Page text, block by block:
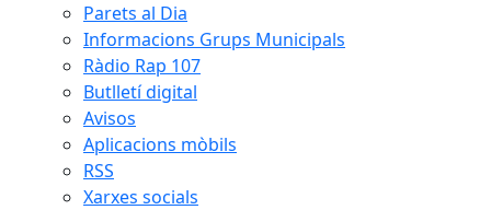
Parets al Dia
Informacions Grups Municipals
Ràdio Rap 107
Butlletí digital
Avisos
Aplicacions mòbils
RSS
Xarxes socials